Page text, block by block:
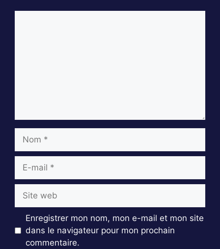
mail
web
Enregistrer mon nom, mon e-mail et mon site
dans le navigateur pour mon prochain
commentaire.